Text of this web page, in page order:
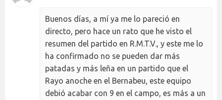
Buenos días, a mí ya me lo pareció en
directo, pero hace un rato que he visto el
resumen del partido en R.M.T.V., y este me lo
ha confirmado no se pueden dar más
patadas y más leña en un partido que el
Rayo anoche en el Bernabeu, este equipo
debió acabar con 9 en el campo, es más a un